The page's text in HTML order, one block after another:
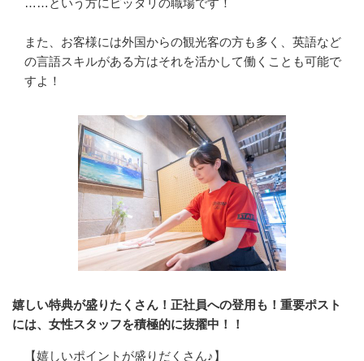
また、お客様には外国からの観光客の方も多く、英語など
の言語スキルがある方はそれを活かして働くことも可能で
すよ！
嬉しい特典が盛りたくさん！正社員への登用も！重要ポスト
には、女性スタッフを積極的に抜擢中！！
【嬉しいポイントが盛りだくさん♪】